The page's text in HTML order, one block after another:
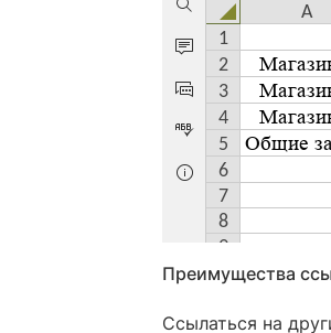
Преимущества
Ссылаться на